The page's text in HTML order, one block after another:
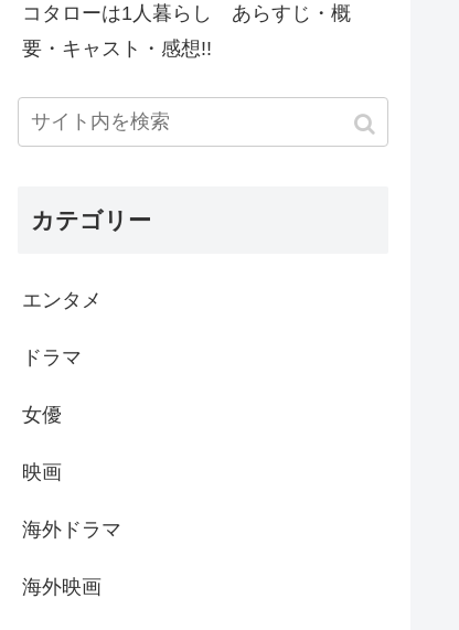
コタローは1人暮らし あらすじ・概
要・キャスト・感想!!
カテゴリー
エンタメ
ドラマ
女優
映画
海外ドラマ
海外映画